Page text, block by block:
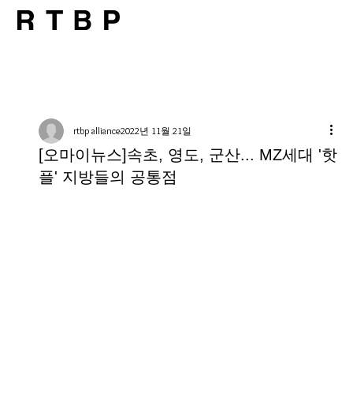
[오마이뉴스]속초, 영도, 군산... MZ세대 '핫
플' 지방들의 공통점
rtbp alliance2022년 11월 21일